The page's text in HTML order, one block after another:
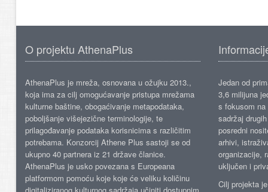
O projektu AthenaPlus
AthenaPlus je mreža, osnovana u ožujku 2013.,
koja ima za cilj omogućavanje pristupa mrežama
kulturne baštine, obogaćivanje metapodataka,
poboljšanje višejezične terminologije, te
prilagođavanje podataka korisnicima s različitim
potrebama. Konzorcij Athene Plus sastoji se od
ukupno 40 partnera iz 21 države članice.
AthenaPlus je usko povezana s Europeana
platformom pomoću koje koje će veliku količinu
Jedan od
3,6 milijuna
s fokusom
sadržaj
posredni
arhivi,
organizacije,
uključen i
Cilj projekta